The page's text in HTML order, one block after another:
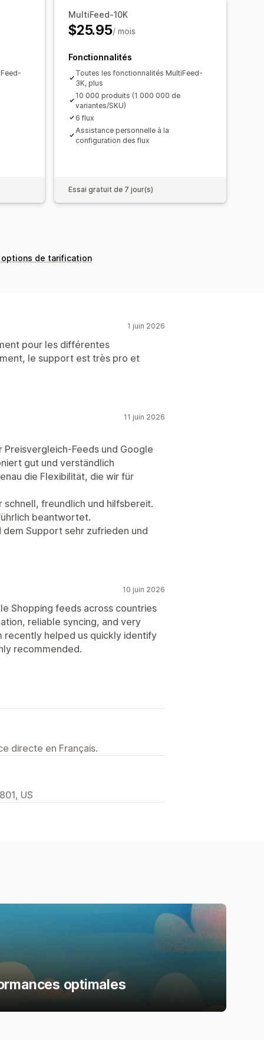
Flux par cibles spécifiques
des codes GTIN Headless
MultiFeed-10K
$25.95/ mois
Fonctionnalités
Toutes les fonctionnalités MultiFeed-
3K, plus
10 000 produits (1 000 000 de
variantes/SKU)
6 flux
Assistance personnelle à la
configuration des flux
Essai gratuit de 7 jour(s)
de tarification
1 juin 2026
pour les différentes
le support est très pro et
11 juin 2026
Feeds und Google
gut und verständlich
die Flexibilität, die wir für
freundlich und hilfsbereit.
beantwortet.
dem Support sehr zufrieden und
10 juin 2026
Shopping feeds across countries
reliable syncing, and very
helped us quickly identify
recommended.
directe en Français.
US
optimales